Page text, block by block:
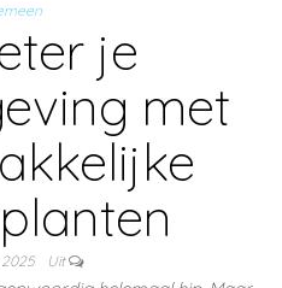
je
met
2025 Uit